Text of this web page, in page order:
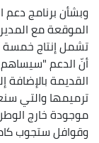
وبشأن برنامج دعم
الموقعة مع
تشمل إنتاج خمسة
أنّ الدعم "سيساهم
القديمة
ترميمها والتي
موجودة خارج
وقوافل ستجوب